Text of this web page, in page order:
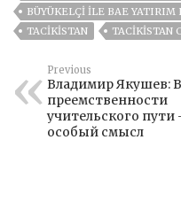
BÜYÜKELÇI ILE BAE YATIRIM
TACİKİSTAN
TACIKISTAN
Previous
Владимир Якушев: В
преемственности
учительского пути
особый смысл